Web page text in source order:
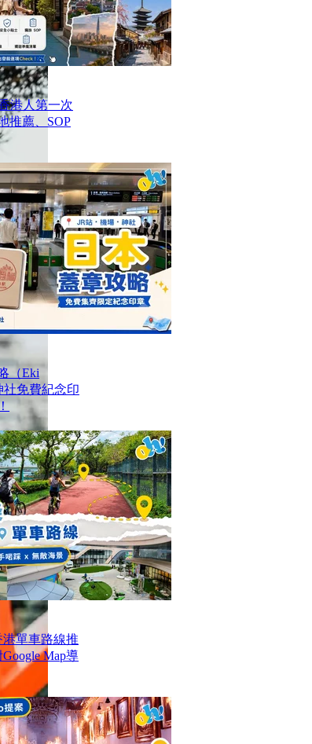
港人第一次
推薦、SOP
（Eki
社免費紀念印
單車路線推
Map導